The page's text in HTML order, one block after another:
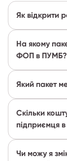
Як відкрити
На якому
ФОП в ПУМБ?
Який пакет
Скільки
підприємця
Чи можу я